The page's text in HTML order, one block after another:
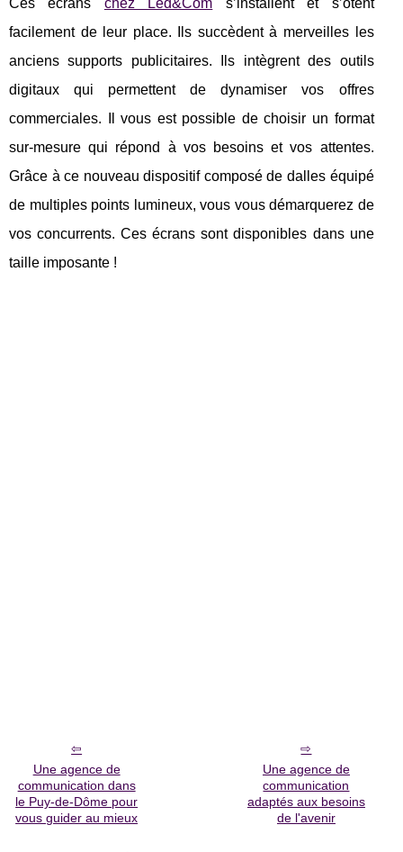
Ces écrans chez Led&Com s’installent et s’ôtent
facilement de leur place. Ils succèdent à merveilles les
anciens supports publicitaires. Ils intègrent des outils
digitaux qui permettent de dynamiser vos offres
commerciales. Il vous est possible de choisir un format
sur-mesure qui répond à vos besoins et vos attentes.
Grâce à ce nouveau dispositif composé de dalles équipé
de multiples points lumineux, vous vous démarquerez de
vos concurrents. Ces écrans sont disponibles dans une
taille imposante !
Une agence de
communication dans
le Puy-de-Dôme pour
vous guider au mieux
Une agence de
communication
adaptés aux besoins
de l'avenir